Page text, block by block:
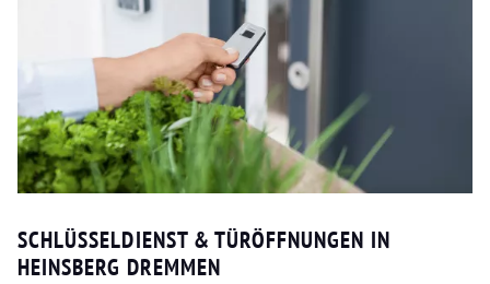
SCHLÜSSELDIENST & TÜRÖFFNUNGEN IN
HEINSBERG DREMMEN